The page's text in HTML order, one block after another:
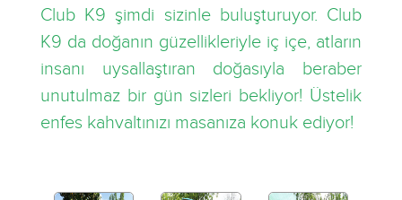
Club K9 şimdi sizinle buluşturuyor. Club
K9 da doğanın güzellikleriyle iç içe, atların
insanı uysallaştıran doğasıyla beraber
unutulmaz bir gün sizleri bekliyor! Üstelik
enfes kahvaltınızı masanıza konuk ediyor!